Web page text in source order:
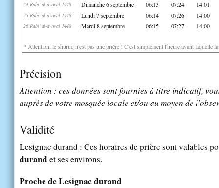
24 Rabi' al-awwal 1448 Dimanche 6 septembre 06:13 07:24 14:01
25 Rabi' al-awwal 1448 Lundi 7 septembre 06:14 07:26 14:00
26 Rabi' al-awwal 1448 Mardi 8 septembre 06:15 07:27 14:00
* Attention, le shuruq n'est pas une prière ! C'est simplement l'heure avant laquelle
Précision
Attention : ces données sont fournies à titre indicatif,
auprès de votre mosquée locale et/ou au moyen de
Validité
Lesignac durand : Ces horaires de prière sont valables
durandet ses environs.
Proche de Lesignac durand